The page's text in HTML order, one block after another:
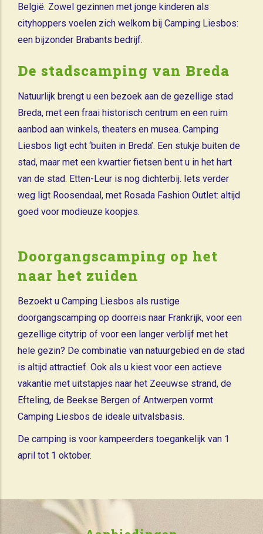
België. Zowel gezinnen met jonge kinderen als
cityhoppers voelen zich welkom bij Camping Liesbos:
een bijzonder Brabants bedrijf.
De stadscamping van Breda
Natuurlijk brengt u een bezoek aan de gezellige stad
Breda, met een fraai historisch centrum en een ruim
aanbod aan winkels, theaters en musea. Camping
Liesbos ligt echt ‘buiten in Breda’. Een stukje buiten de
stad, maar met een kwartier fietsen bent u in het hart
van de stad. Etten-Leur is nog dichterbij. Iets verder
weg ligt Roosendaal, met Rosada Fashion Outlet: altijd
goed voor modieuze koopjes.
Doorgangscamping op het
naar het zuiden
Bezoekt u Camping Liesbos als rustige
doorgangscamping op doorreis naar Frankrijk, voor een
gezellige citytrip of voor een langer verblijf met het
hele gezin? De combinatie van natuurgebied en de stad
is altijd attractief. Ook als u kiest voor een actieve
vakantie met uitstapjes naar het Zeeuwse strand, de
Efteling, de Beekse Bergen of Antwerpen vormt
Camping Liesbos de ideale uitvalsbasis.
De camping is voor kampeerders toegankelijk van 1
april tot 1 oktober.